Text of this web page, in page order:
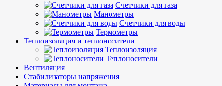
Счетчики для газа
Манометры
Счетчики для воды
Термометры
Теплоизоляция и теплоносители
Теплоизоляция
Теплоносители
Вентиляция
Стабилизаторы напряжения